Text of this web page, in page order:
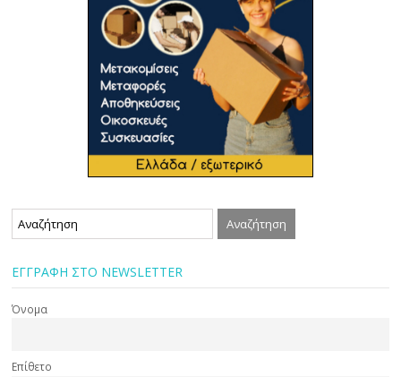
ΕΓΓΡΑΦΗ ΣΤΟ NEWSLETTER
Όνομα
Επίθετο